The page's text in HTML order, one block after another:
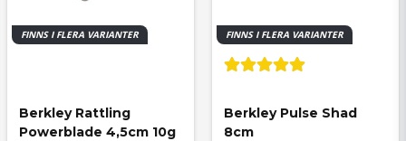
FINNS I FLERA VARIANTER
Berkley Rattling
Powerblade 4,5cm 10g
FINNS I FLERA VARIANTER
Berkley Pulse Shad
8cm